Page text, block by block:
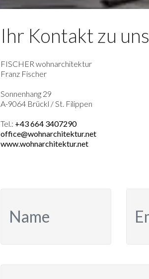
Ihr Kontakt zu uns
FISCHER wohnarchitektur
Franz Fischer
Sonnenhang 29
A-9064 Brückl / St. Filippen
Tel.: +43 664 3407290
office@wohnarchitektur.net
www.wohnarchitektur.net